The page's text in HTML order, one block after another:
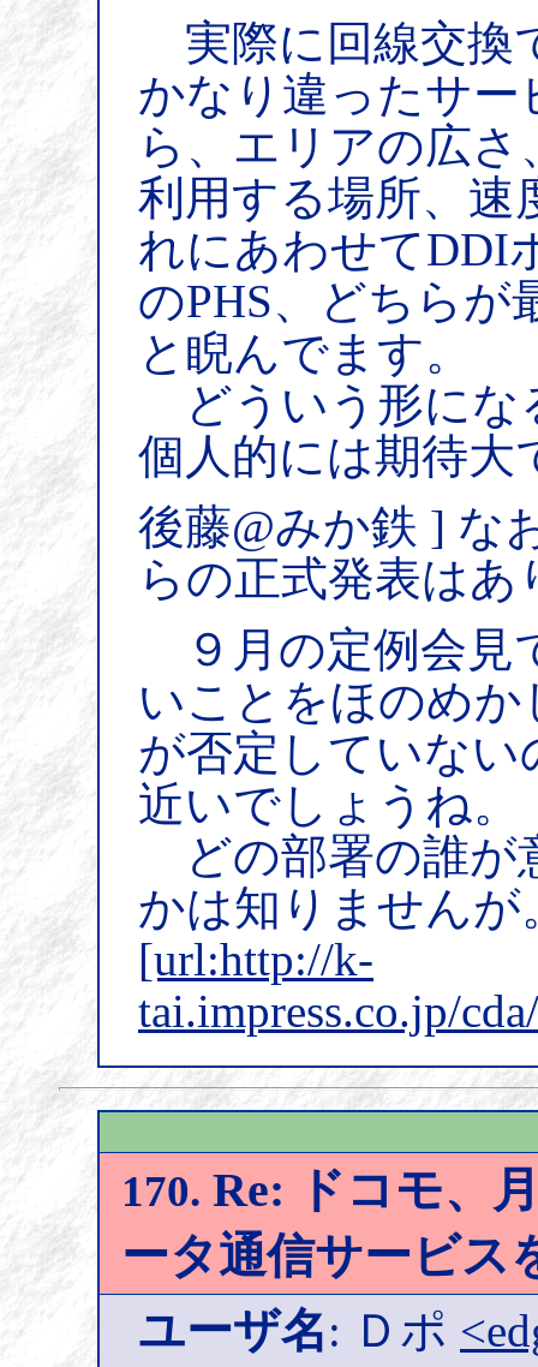
実際に回線交換
かなり違ったサ
ら、エリアの広
利用する場所、速
れにあわせてDDI
のPHS、どちらが
と睨んでます。
どういう形にな
個人的には期待大
後藤@みか鉄 ] な
らの正式発表はあ
９月の定例会見
いことをほのめ
が否定していな
近いでしょうね。
どの部署の誰が
かは知りませんが
[url:http://k-
tai.impress.co.jp/
170. Re: ドコモ、
ータ通信サービス
ユーザ名: Ｄポ